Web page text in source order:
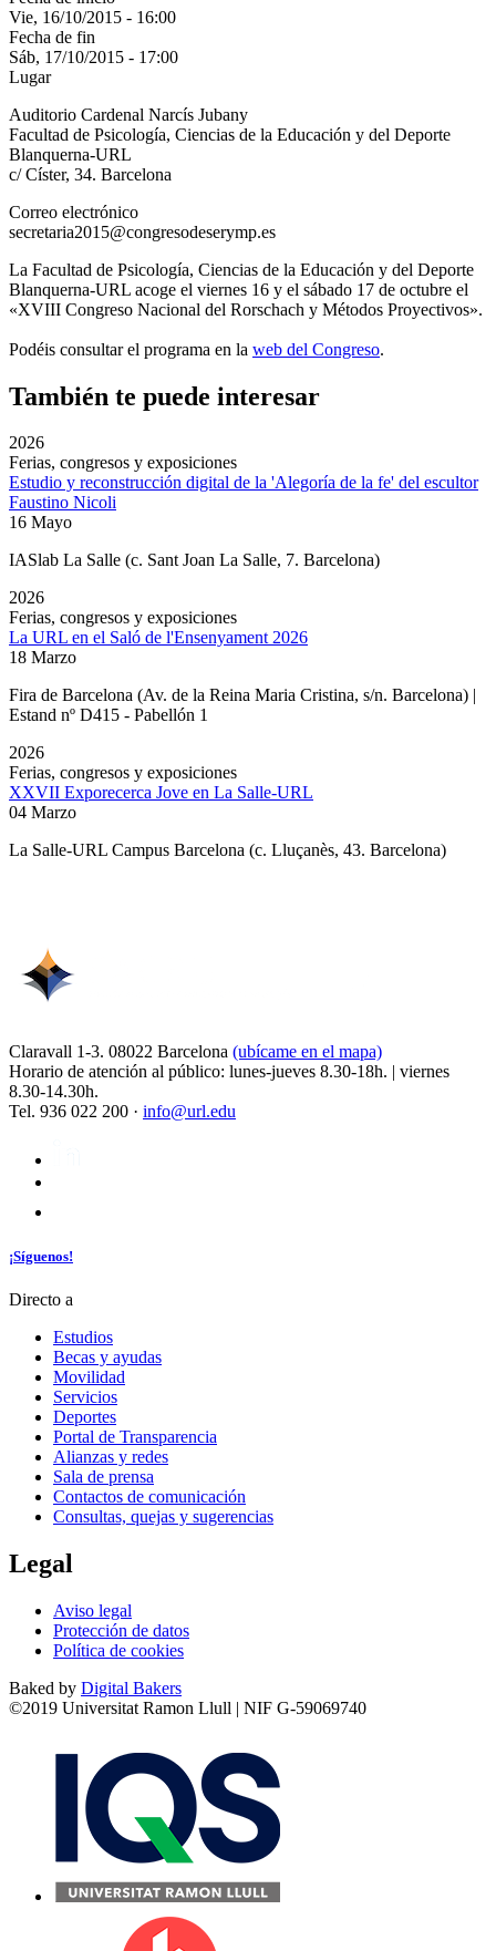
Vie, 16/10/2015 - 16:00
Fecha de fin
Sáb, 17/10/2015 - 17:00
Lugar
Auditorio Cardenal Narcís Jubany
Facultad de Psicología, Ciencias de la Educación y del Deporte
Blanquerna-URL
c/ Císter, 34. Barcelona
Correo electrónico
secretaria2015@congresodeserymp.es
La Facultad de Psicología, Ciencias de la Educación y del Deporte
Blanquerna-URL acoge el viernes 16 y el sábado 17 de octubre el
«XVIII Congreso Nacional del Rorschach y Métodos Proyectivos».
Podéis consultar el programa en la web del Congreso.
También te puede interesar
2026
Ferias, congresos y exposiciones
Estudio y reconstrucción digital de la 'Alegoría de la fe' del escultor
Faustino Nicoli
16 Mayo
IASlab La Salle (c. Sant Joan La Salle, 7. Barcelona)
2026
Ferias, congresos y exposiciones
La URL en el Saló de l'Ensenyament 2026
18 Marzo
Fira de Barcelona (Av. de la Reina Maria Cristina, s/n. Barcelona) |
Estand nº D415 - Pabellón 1
2026
Ferias, congresos y exposiciones
XXVII Exporecerca Jove en La Salle-URL
04 Marzo
La Salle-URL Campus Barcelona (c. Lluçanès, 43. Barcelona)
Claravall 1-3. 08022 Barcelona (ubícame en el mapa)
Horario de atención al público: lunes-jueves 8.30-18h. | viernes
8.30-14.30h.
Tel. 936 022 200 · info@url.edu
¡Síguenos!
Directo a
Estudios
Becas y ayudas
Movilidad
Servicios
Deportes
Portal de Transparencia
Alianzas y redes
Sala de prensa
Contactos de comunicación
Consultas, quejas y sugerencias
Legal
Aviso legal
Protección de datos
Política de cookies
Baked by Digital Bakers
©2019 Universitat Ramon Llull | NIF G-59069740